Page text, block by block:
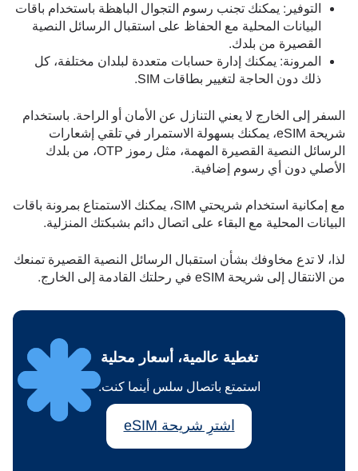
التوفير: يمكنك تجنب رسوم التجوال الباهظة باستخدام باقات
البيانات المحلية مع الحفاظ على استقبال الرسائل النصية
القصيرة من بلدك.
المرونة: يمكنك إدارة حسابات متعددة لبلدان مختلفة، كل
ذلك دون الحاجة لتغيير بطاقات SIM.
السفر إلى الخارج لا يعني التنازل عن الأمان أو الراحة. باستخدام
شريحة eSIM، يمكنك بسهولة الاستمرار في تلقي إشعارات
الرسائل النصية القصيرة المهمة، مثل رموز OTP، من بلدك
الأصلي دون أي رسوم إضافية.
مع إمكانية استخدام شريحتي SIM، يمكنك الاستمتاع بمرونة باقات
البيانات المحلية مع البقاء على اتصال دائم بشبكتك المنزلية.
لذا، لا تدع مخاوفك بشأن استقبال الرسائل النصية القصيرة تمنعك
من الانتقال إلى شريحة eSIM في رحلتك القادمة إلى الخارج.
تغطية عالمية، أسعار محلية
استمتع باتصال سلس أينما كنت.
اشترِ شريحة eSIM